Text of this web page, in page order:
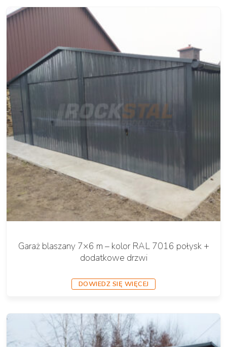
Garaż blaszany 7×6 m – kolor RAL 7016 połysk +
dodatkowe drzwi
DOWIEDZ SIĘ WIĘCEJ